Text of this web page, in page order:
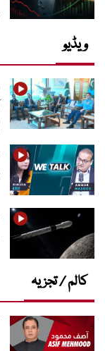
ویڈیو
کالم / تجزیہ